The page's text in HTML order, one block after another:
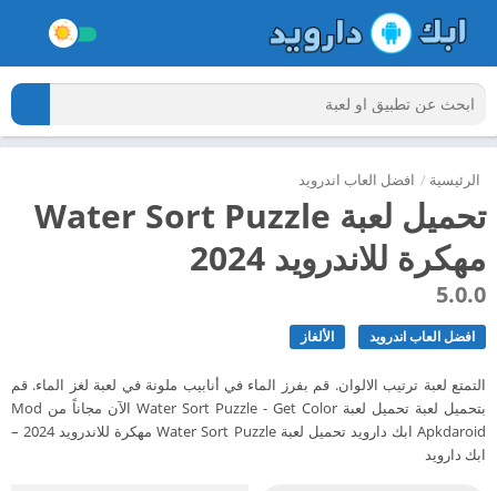
الرئيسية / افضل العاب اندرويد
تحميل لعبة Water Sort Puzzle
مهكرة للاندرويد 2024
5.0.0
افضل العاب اندرويد الألغاز
التمتع لعبة ترتيب الالوان. قم بفرز الماء في أنابيب ملونة في لعبة لغز الماء. قم
بتحميل لعبة تحميل لعبة Water Sort Puzzle - Get Color الآن مجاناً من Mod
Apkdaroid ابك دارويد تحميل لعبة Water Sort Puzzle مهكرة للاندرويد 2024 –
ابك دارويد